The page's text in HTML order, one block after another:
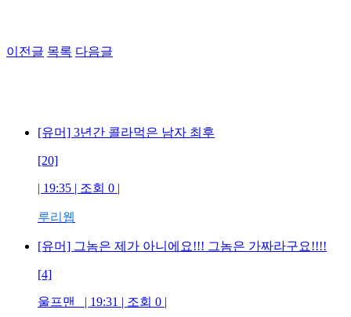
이전글 목록 다음글
[유머] 3년간 콜라먹은 남자 최후
[20]
| 19:35 | 조회 0 |
루리웹
[유머] 그놈은 제가 아니에요!!! 그놈은 가짜라구요!!!!
[4]
울프맨_ | 19:31 | 조회 0 |